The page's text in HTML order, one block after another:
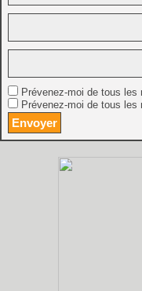
Prévenez-moi de tous les
Prévenez-moi de tous les